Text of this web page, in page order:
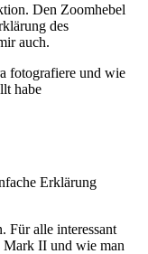
Den Zoomhebel
des
auch.
fotografiere und wie
habe
Erklärung
Für alle interessant
Mark II und wie man